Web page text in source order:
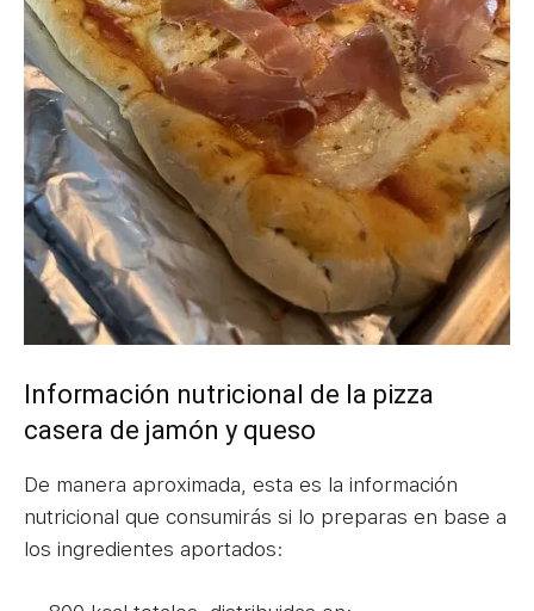
Información nutricional de la pizza
casera de jamón y queso
De manera aproximada, esta es la información
nutricional que consumirás si lo preparas en base a
los ingredientes aportados: